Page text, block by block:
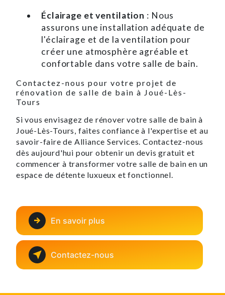
Éclairage et ventilation : Nous
assurons une installation adéquate de
l'éclairage et de la ventilation pour
créer une atmosphère agréable et
confortable dans votre salle de bain.
Contactez-nous pour votre projet de
rénovation de salle de bain à Joué-Lès-
Tours
Si vous envisagez de rénover votre salle de bain à
Joué-Lès-Tours, faites confiance à l'expertise et au
savoir-faire de Alliance Services. Contactez-nous
dès aujourd'hui pour obtenir un devis gratuit et
commencer à transformer votre salle de bain en un
espace de détente luxueux et fonctionnel.
En savoir plus
Contactez-nous